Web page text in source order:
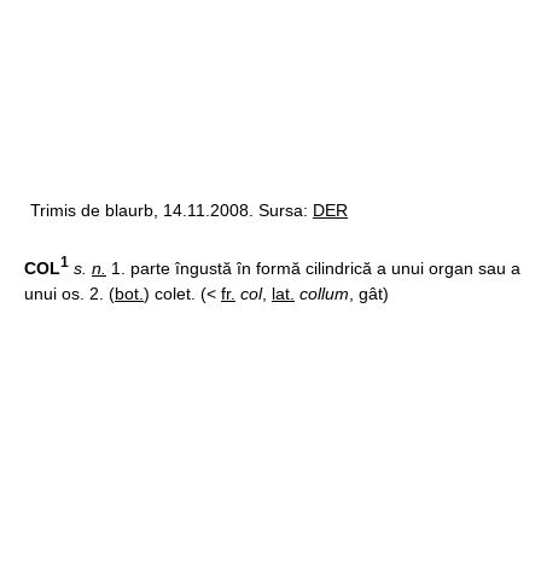
Trimis de blaurb, 14.11.2008. Sursa: DER
COL1 s. n. 1. parte îngustă în formă cilindrică a unui organ sau a
unui os. 2. (bot. ) colet. (< fr. col, lat. collum , gât)